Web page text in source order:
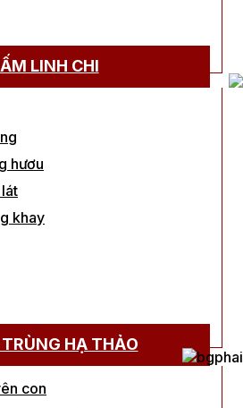
LINH CHI
hươu
khay
HẠ THẢO
con